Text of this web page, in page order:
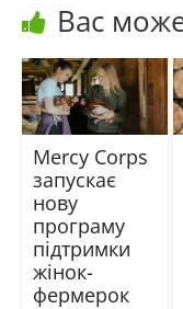
Вас
Mercy Corps
запускає
нову
програму
підтримки
жінок-
фермерок